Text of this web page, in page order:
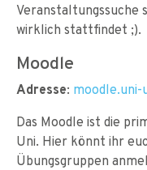
Veranstaltungssuche
wirklich stattfindet ;).
Moodle
Adresse: moodle.uni-
Das Moodle ist die
Uni. Hier könnt ihr
Übungsgruppen